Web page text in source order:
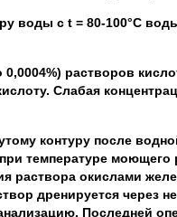
воды с t = 80-100°С
растворов
Слабая
контуру после
температуре
раствора окислами
дренируется через
Последней